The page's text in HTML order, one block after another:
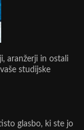
aranžerji in ostali
studijske
glasbo, ki ste jo